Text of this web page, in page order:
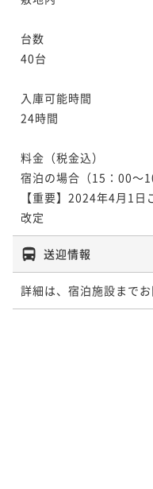
台数
40台
入庫可能時間
24時間
料金（税金込）
宿泊の場合（15：00
【重要】2024年4月1
改定
送迎情報
詳細は、宿泊施設までお